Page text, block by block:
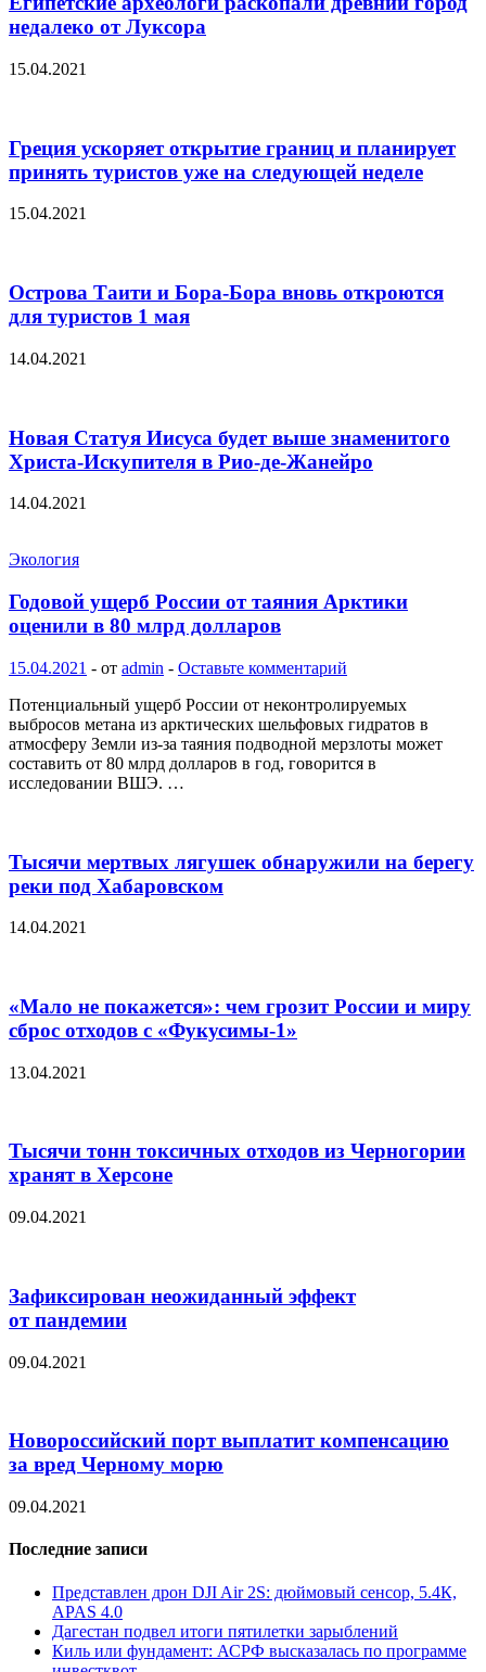
недалеко от Луксора
15.04.2021
Греция ускоряет открытие границ и планирует
принять туристов уже на следующей неделе
15.04.2021
Острова Таити и Бора-Бора вновь откроются
для туристов 1 мая
14.04.2021
Новая Статуя Иисуса будет выше знаменитого
Христа-Искупителя в Рио-де-Жанейро
14.04.2021
Экология
Годовой ущерб России от таяния Арктики
оценили в 80 млрд долларов
15.04.2021 - от admin - Оставьте комментарий
Потенциальный ущерб России от неконтролируемых
выбросов метана из арктических шельфовых гидратов в
атмосферу Земли из-за таяния подводной мерзлоты может
составить от 80 млрд долларов в год, говорится в
исследовании ВШЭ. …
Тысячи мертвых лягушек обнаружили на берегу
реки под Хабаровском
14.04.2021
«Мало не покажется»: чем грозит России и миру
сброс отходов с «Фукусимы-1»
13.04.2021
Тысячи тонн токсичных отходов из Черногории
хранят в Херсоне
09.04.2021
Зафиксирован неожиданный эффект
от пандемии
09.04.2021
Новороссийский порт выплатит компенсацию
за вред Черному морю
09.04.2021
Последние записи
Представлен дрон DJI Air 2S: дюймовый сенсор, 5.4К,
APAS 4.0
Дагестан подвел итоги пятилетки зарыблений
Киль или фундамент: АСРФ высказалась по программе